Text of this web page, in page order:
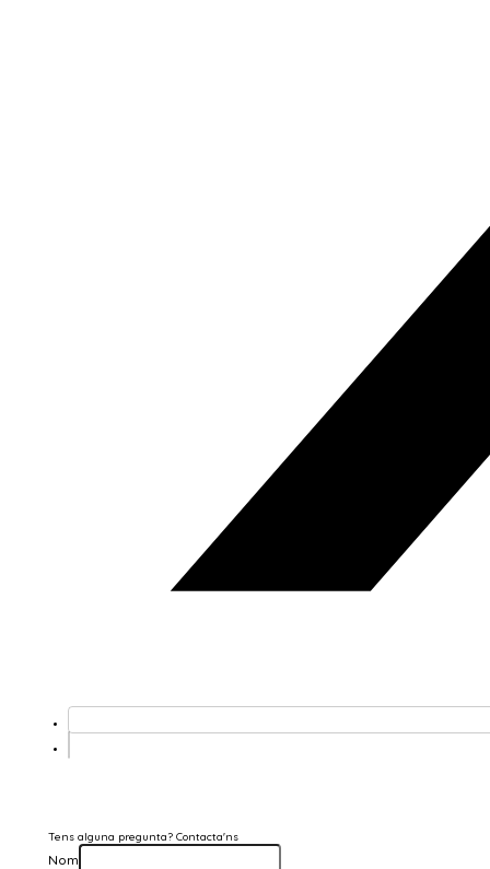
Tens alguna pregunta? Contacta'ns
Nom